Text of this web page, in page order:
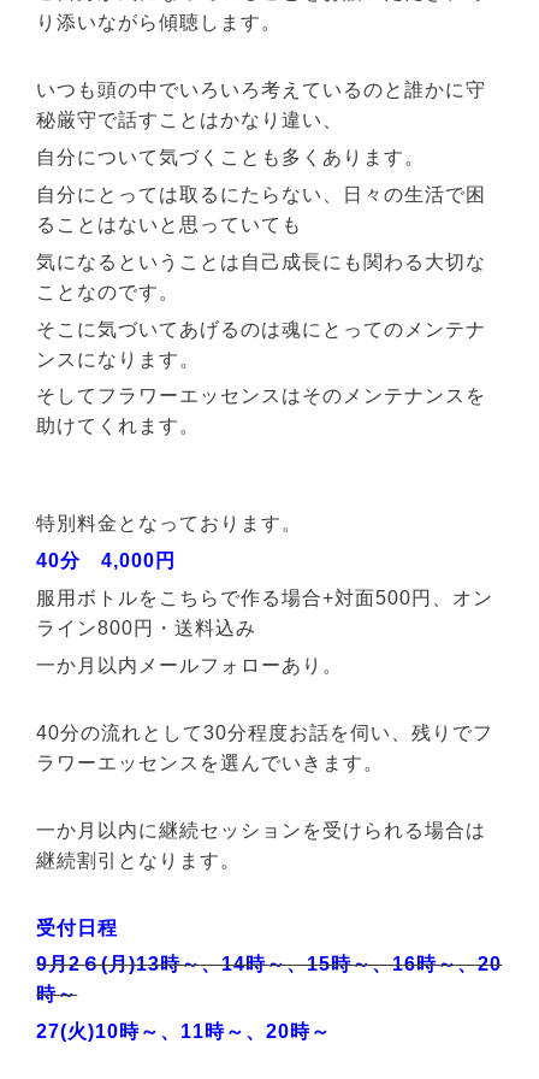
り添いながら傾聴します。
いつも頭の中でいろいろ考えているのと誰かに守
秘厳守で話すことはかなり違い、
自分について気づくことも多くあります。
自分にとっては取るにたらない、日々の生活で困
ることはないと思っていても
気になるということは自己成長にも関わる大切な
ことなのです。
そこに気づいてあげるのは魂にとってのメンテナ
ンスになります。
そしてフラワーエッセンスはそのメンテナンスを
助けてくれます。
特別料金となっております。
40分 4,000円
服用ボトルをこちらで作る場合+対面500円、オン
ライン800円・送料込み
一か月以内メールフォローあり。
40分の流れとして30分程度お話を伺い、残りでフ
ラワーエッセンスを選んでいきます。
一か月以内に継続セッションを受けられる場合は
継続割引となります。
受付日程
9月2６(月)13時～、14時～、15時～、16時～、20
時～
27(火)10時～、11時～、20時～